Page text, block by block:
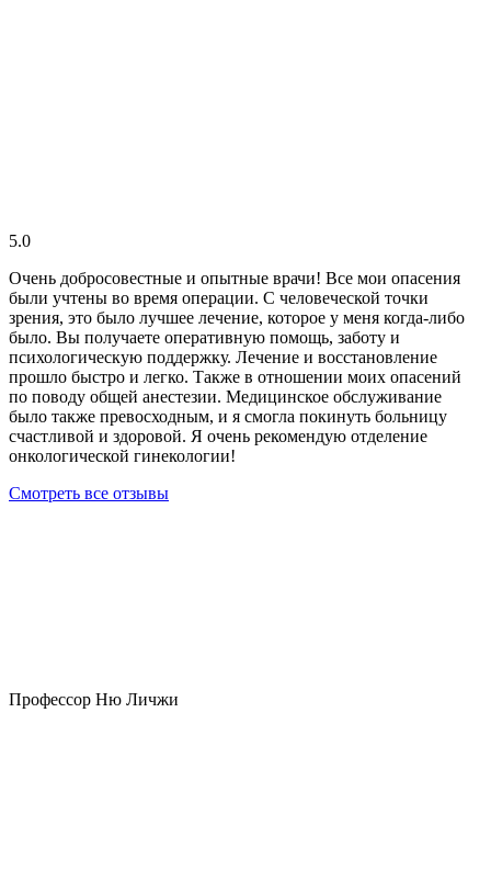
5.0
Очень добросовестные и опытные врачи! Все мои опасения
были учтены во время операции. С человеческой точки
зрения, это было лучшее лечение, которое у меня когда-либо
было. Вы получаете оперативную помощь, заботу и
психологическую поддержку. Лечение и восстановление
прошло быстро и легко. Также в отношении моих опасений
по поводу общей анестезии. Медицинское обслуживание
было также превосходным, и я смогла покинуть больницу
счастливой и здоровой. Я очень рекомендую отделение
онкологической гинекологии!
Смотреть все отзывы
Профессор Ню Личжи